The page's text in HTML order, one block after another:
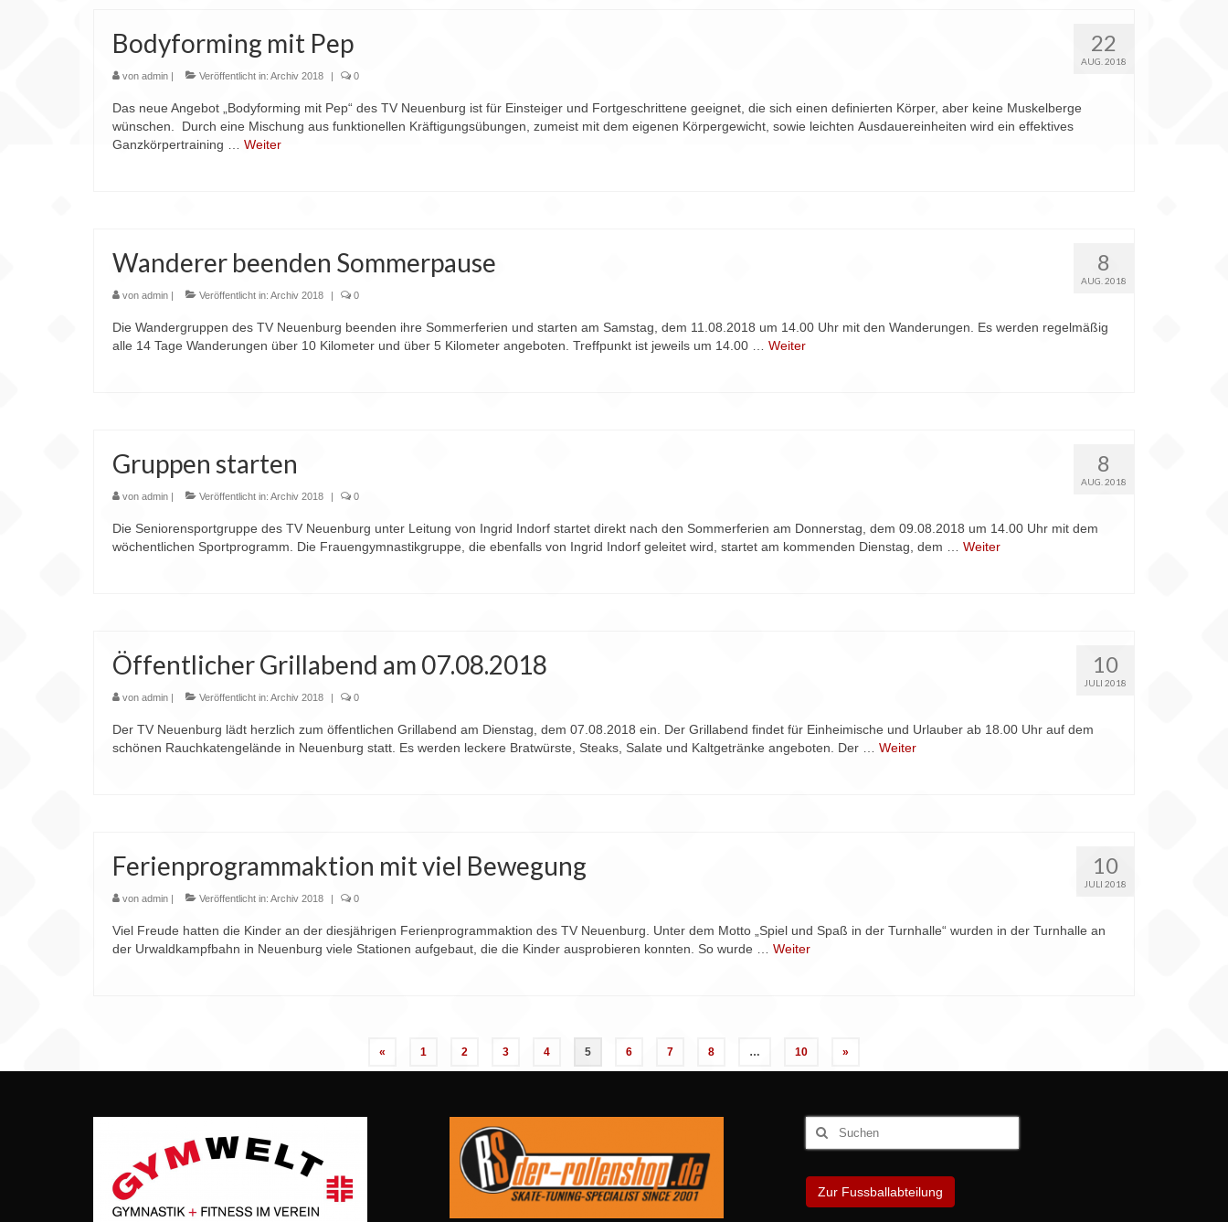
22
AUG. 2018
Bodyforming mit Pep
von admin | Veröffentlicht in: Archiv 2018 | 0
Das neue Angebot „Bodyforming mit Pep“ des TV Neuenburg ist für Einsteiger und Fortgeschrittene geeignet, die sich einen definierten Körper, aber keine Muskelberge
wünschen. Durch eine Mischung aus funktionellen Kräftigungsübungen, zumeist mit dem eigenen Körpergewicht, sowie leichten Ausdauereinheiten wird ein effektives
Ganzkörpertraining … Weiter
8
AUG. 2018
Wanderer beenden Sommerpause
von admin | Veröffentlicht in: Archiv 2018 | 0
Die Wandergruppen des TV Neuenburg beenden ihre Sommerferien und starten am Samstag, dem 11.08.2018 um 14.00 Uhr mit den Wanderungen. Es werden regelmäßig
alle 14 Tage Wanderungen über 10 Kilometer und über 5 Kilometer angeboten. Treffpunkt ist jeweils um 14.00 … Weiter
8
AUG. 2018
Gruppen starten
von admin | Veröffentlicht in: Archiv 2018 | 0
Die Seniorensportgruppe des TV Neuenburg unter Leitung von Ingrid Indorf startet direkt nach den Sommerferien am Donnerstag, dem 09.08.2018 um 14.00 Uhr mit dem
wöchentlichen Sportprogramm. Die Frauengymnastikgruppe, die ebenfalls von Ingrid Indorf geleitet wird, startet am kommenden Dienstag, dem … Weiter
10
JULI 2018
Öffentlicher Grillabend am 07.08.2018
von admin | Veröffentlicht in: Archiv 2018 | 0
Der TV Neuenburg lädt herzlich zum öffentlichen Grillabend am Dienstag, dem 07.08.2018 ein. Der Grillabend findet für Einheimische und Urlauber ab 18.00 Uhr auf dem
schönen Rauchkatengelände in Neuenburg statt. Es werden leckere Bratwürste, Steaks, Salate und Kaltgetränke angeboten. Der … Weiter
10
JULI 2018
Ferienprogrammaktion mit viel Bewegung
von admin | Veröffentlicht in: Archiv 2018 | 0
Viel Freude hatten die Kinder an der diesjährigen Ferienprogrammaktion des TV Neuenburg. Unter dem Motto „Spiel und Spaß in der Turnhalle“ wurden in der Turnhalle an
der Urwaldkampfbahn in Neuenburg viele Stationen aufgebaut, die die Kinder ausprobieren konnten. So wurde … Weiter
der
« 1 2 3 4 5 6 7 8 … 10 »
Suchen
nach:
Zur Fussballabteilung